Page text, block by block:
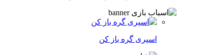
اسپری گره باز کن